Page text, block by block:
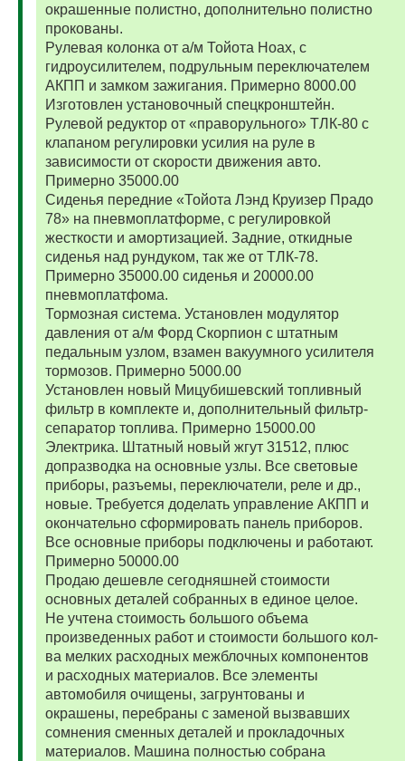
окрашенные полистно, дополнительно полистно
прокованы.
Рулевая колонка от а/м Тойота Ноах, с
гидроусилителем, подрульным переключателем
АКПП и замком зажигания. Примерно 8000.00
Изготовлен установочный спецкронштейн.
Рулевой редуктор от «праворульного» ТЛК-80 с
клапаном регулировки усилия на руле в
зависимости от скорости движения авто.
Примерно 35000.00
Сиденья передние «Тойота Лэнд Круизер Прадо
78» на пневмоплатформе, с регулировкой
жесткости и амортизацией. Задние, откидные
сиденья над рундуком, так же от ТЛК-78.
Примерно 35000.00 сиденья и 20000.00
пневмоплатфома.
Тормозная система. Установлен модулятор
давления от а/м Форд Скорпион с штатным
педальным узлом, взамен вакуумного усилителя
тормозов. Примерно 5000.00
Установлен новый Мицубишевский топливный
фильтр в комплекте и, дополнительный фильтр-
сепаратор топлива. Примерно 15000.00
Электрика. Штатный новый жгут 31512, плюс
допразводка на основные узлы. Все световые
приборы, разъемы, переключатели, реле и др.,
новые. Требуется доделать управление АКПП и
окончательно сформировать панель приборов.
Все основные приборы подключены и работают.
Примерно 50000.00
Продаю дешевле сегодняшней стоимости
основных деталей собранных в единое целое.
Не учтена стоимость большого объема
произведенных работ и стоимости большого кол-
ва мелких расходных межблочных компонентов
и расходных материалов. Все элементы
автомобиля очищены, загрунтованы и
окрашены, перебраны с заменой вызвавших
сомнения сменных деталей и прокладочных
материалов. Машина полностью собрана